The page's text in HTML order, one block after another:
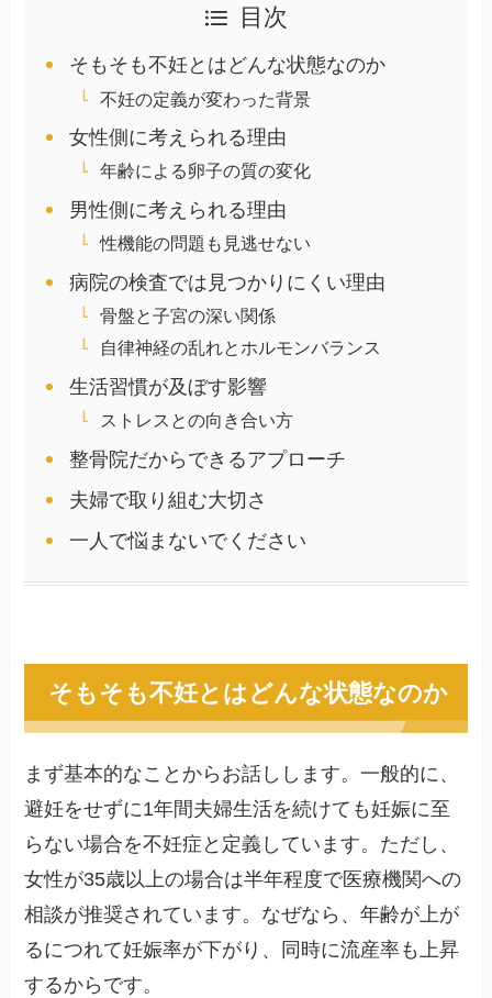
目次
そもそも不妊とはどんな状態なのか
不妊の定義が変わった背景
女性側に考えられる理由
年齢による卵子の質の変化
男性側に考えられる理由
性機能の問題も見逃せない
病院の検査では見つかりにくい理由
骨盤と子宮の深い関係
自律神経の乱れとホルモンバランス
生活習慣が及ぼす影響
ストレスとの向き合い方
整骨院だからできるアプローチ
夫婦で取り組む大切さ
一人で悩まないでください
そもそも不妊とはどんな状態なのか
まず基本的なことからお話しします。一般的に、
避妊をせずに1年間夫婦生活を続けても妊娠に至
らない場合を不妊症と定義しています。ただし、
女性が35歳以上の場合は半年程度で医療機関への
相談が推奨されています。なぜなら、年齢が上が
るにつれて妊娠率が下がり、同時に流産率も上昇
するからです。